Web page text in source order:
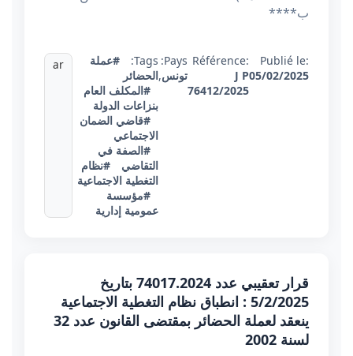
ب****
Publié le:
05/02/2025
Référence:
J P
76412/2025
Pays:
تونس,
Tags:
#عملة
الحضائر
#المكلف العام
بنزاعات الدولة
#قاضي الضمان
الاجتماعي
#الصفة في
التقاضي
#نظام
التغطية الاجتماعية
#مؤسسة
عمومية إدارية
ar
قرار تعقيبي عدد 74017.2024 بتاريخ
5/2/2025 : انطباق نظام التغطية الاجتماعية
ينعقد لعملة الحضائر بمقتضى القانون عدد 32
لسنة 2002